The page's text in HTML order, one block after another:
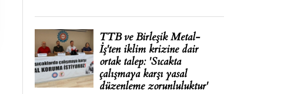
TTB ve Birleşik Metal-
İş'ten iklim krizine dair
ortak talep: 'Sıcakta
çalışmaya karşı yasal
düzenleme zorunluluktur'